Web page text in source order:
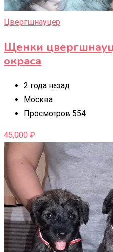
Цвергшнауцер
Щенки
окраса
2 года назад
Москва
Просмотров 554
45,000 ₽